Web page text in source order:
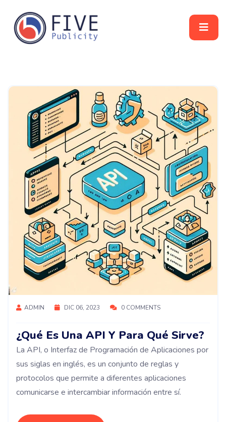
ADMIN DIC 06, 2023 0 COMMENTS
¿Qué Es Una API Y Para Qué Sirve?
La API, o Interfaz de Programación de Aplicaciones por
sus siglas en inglés, es un conjunto de reglas y
protocolos que permite a diferentes aplicaciones
comunicarse e intercambiar información entre sí.